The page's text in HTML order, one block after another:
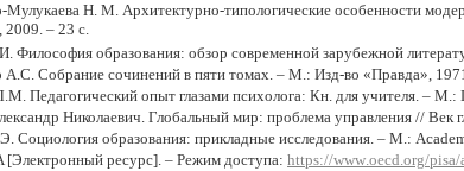
Мулукаева Н. М. Архитектурно-типологические особенности
2009. – 23 с.
Философия образования: обзор современной зарубежной
А.С. Собрание сочинений в пяти томах. – М.: Изд-во «Правда»,
Педагогический опыт глазами психолога: Кн. для учителя. –
Николаевич. Глобальный мир: проблема управления //
Социология образования: прикладные исследования. – М.:
[Электронный ресурс]. – Режим доступа: https://www.oecd.org/pisa/